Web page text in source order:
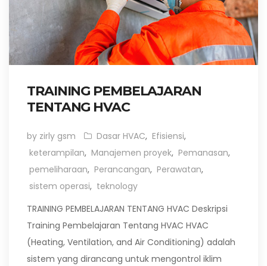
TRAINING PEMBELAJARAN
TENTANG HVAC
by zirly gsm Dasar HVAC, Efisiensi,
keterampilan, Manajemen proyek, Pemanasan,
pemeliharaan, Perancangan, Perawatan,
sistem operasi, teknology
TRAINING PEMBELAJARAN TENTANG HVAC Deskripsi
Training Pembelajaran Tentang HVAC HVAC
(Heating, Ventilation, and Air Conditioning) adalah
sistem yang dirancang untuk mengontrol iklim